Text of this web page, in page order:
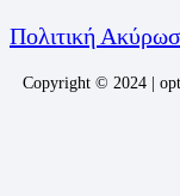
Πολιτική
Copyright © 2024 |